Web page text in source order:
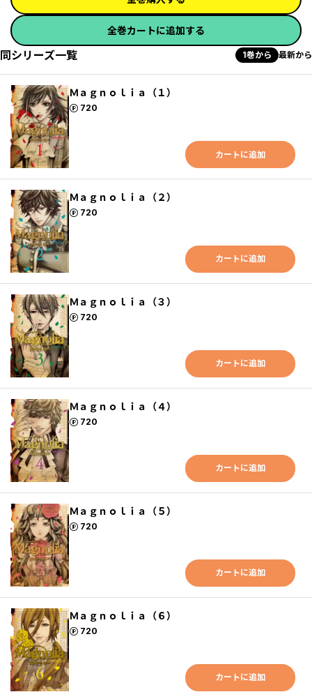
全巻カートに追加する
同シリーズ一覧 1巻から 最新から
Ｍａｇｎｏｌｉａ（１）
720
ポイント
カートに追加
Ｍａｇｎｏｌｉａ（２）
720
ポイント
カートに追加
Ｍａｇｎｏｌｉａ（３）
720
ポイント
カートに追加
Ｍａｇｎｏｌｉａ（４）
720
ポイント
カートに追加
Ｍａｇｎｏｌｉａ（５）
720
ポイント
カートに追加
Ｍａｇｎｏｌｉａ（６）
720
ポイント
カートに追加